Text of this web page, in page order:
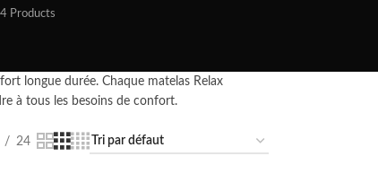
Products
longue durée. Chaque matelas Relax
à tous les besoins de confort.
24